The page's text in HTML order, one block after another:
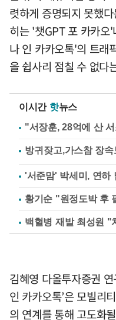
렷하게 증명되지 못했
히는 '챗GPT 포 카카오
나 인 카카오톡'의 트래
을 쉽사리 점칠 수 없다
이시간 핫뉴스
"서장훈, 28억에 산
'서준맘' 박세미, 연하
황기순 "원정도박 후
백혈병 재발 최성원 "
김혜영 다올투자증권
인 카카오톡’은 모빌리
의 연계를 통해 고도화